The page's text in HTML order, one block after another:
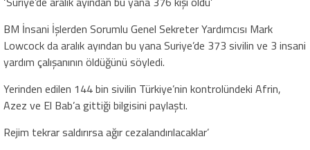
BM İnsani İşlerden Sorumlu Genel Sekreter Yardımcısı Mark
Lowcock da aralık ayından bu yana Suriye’de 373 sivilin ve 3 insani
yardım çalışanının öldüğünü söyledi.
Yerinden edilen 144 bin sivilin Türkiye’nin kontrolündeki Afrin,
Azez ve El Bab’a gittiği bilgisini paylaştı.
Rejim tekrar saldırırsa ağır cezalandırılacaklar’